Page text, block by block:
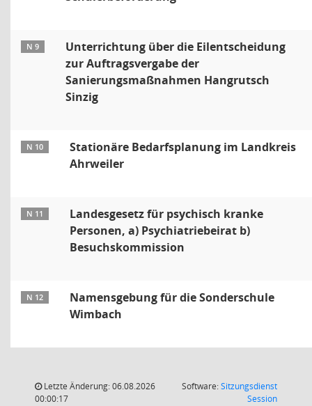
N 9
Unterrichtung über die Eilentscheidung
zur Auftragsvergabe der
Sanierungsmaßnahmen Hangrutsch
Sinzig
N 10
Stationäre Bedarfsplanung im Landkreis
Ahrweiler
N 11
Landesgesetz für psychisch kranke
Personen, a) Psychiatriebeirat b)
Besuchskommission
N 12
Namensgebung für die Sonderschule
Wimbach
Letzte Änderung: 06.08.2026
00:00:17
Software:Sitzungsdienst
Session(Wird in